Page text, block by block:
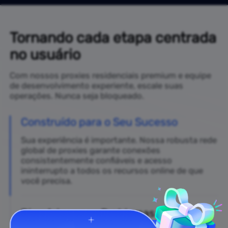
result = requests.get(url = url, proxies = proxies)
Tornando cada etapa centrada
no usuário
Com nossos proxies residenciais premium e equipe
de desenvolvimento experiente, escale suas
operações. Nunca seja bloqueado.
Construído para o Seu Sucesso
Sua experiência é importante. Nossa robusta rede
global de proxies garante conexões
consistentemente confiáveis e acesso
ininterrupto a todos os recursos online de que
você precisa.
Diga Adeus aos Problemas de